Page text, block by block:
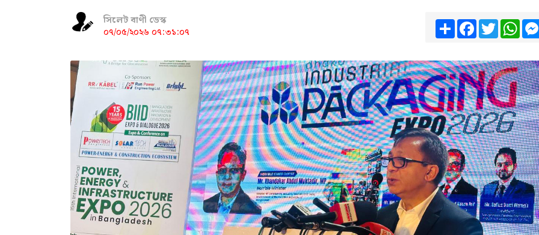
সিলেট বাণী ডেস্ক
০৭/০৫/২০২৬ ০৭:৩১:০৭
ShareFacebook
Twitter